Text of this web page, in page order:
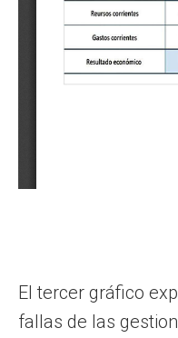
El tercer gráfico
fallas de las